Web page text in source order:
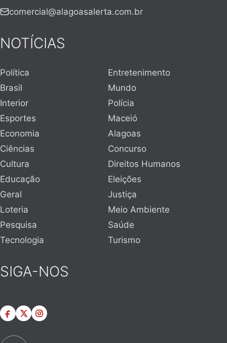
comercial@alagoasalerta.com.br
NOTÍCIAS
Política
Entretenimento
Brasil
Mundo
Interior
Polícia
Esportes
Maceió
Economia
Alagoas
Ciências
Concurso
Cultura
Direitos Humanos
Educação
Eleições
Geral
Justiça
Loteria
Meio Ambiente
Pesquisa
Saúde
Tecnologia
Turismo
SIGA-NOS